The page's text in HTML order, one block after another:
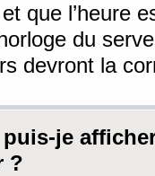
que l’heure
du
devront la
puis-je
?